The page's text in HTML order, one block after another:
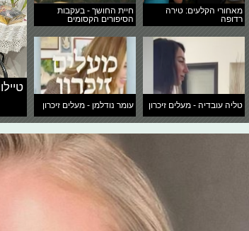
מאחורי הקלעים: טירה
רדופה
חיית החושך - בעקבות
הסיפורים הקסומים
טליה עובדיה - מעלים זיכרון עומר נודלמן - מעלים זיכרון